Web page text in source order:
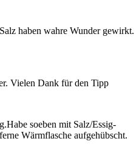
haben wahre Wunder gewirkt.
Vielen Dank für den Tipp
soeben mit Salz/Essig-
Wärmflasche aufgehübscht.